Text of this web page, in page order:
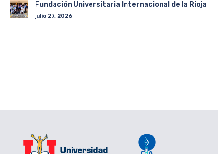
Fundación Universitaria Internacional de la Rioja
julio 27, 2026